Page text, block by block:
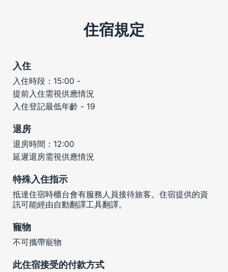
住宿規定
入住
入住時段：15:00 -
提前入住需視供應情況
入住登記最低年齡 - 19
退房
退房時間：12:00
延遲退房需視供應情況
特殊入住指示
抵達住宿時櫃台會有服務人員接待旅客。住宿提供的資
訊可能經由自動翻譯工具翻譯。
寵物
不可攜帶寵物
此住宿接受的付款方式